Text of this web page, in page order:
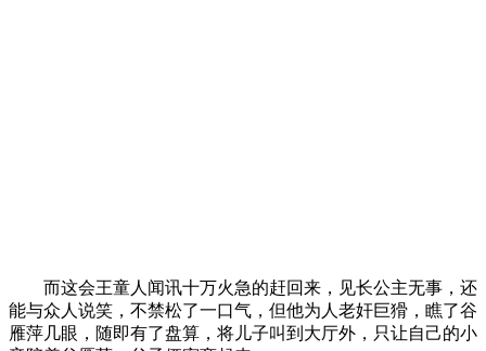
而这会王童人闻讯十万火急的赶回来，见长公主无事，还
能与众人说笑，不禁松了一口气，但他为人老奸巨猾，瞧了谷
雁萍几眼，随即有了盘算，将儿子叫到大厅外，只让自己的小